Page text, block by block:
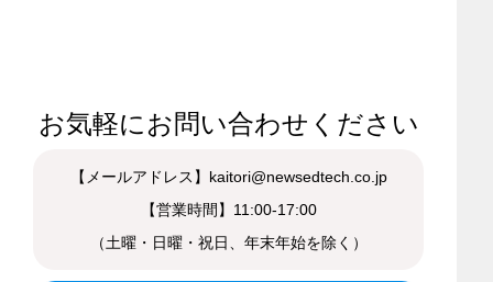
お気軽にお問い合わせください
【メールアドレス】kaitori@newsedtech.co.jp
【営業時間】11:00-17:00
（土曜・日曜・祝日、年末年始を除く）